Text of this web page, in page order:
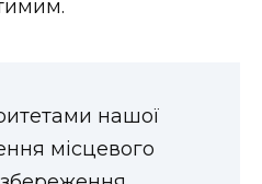
нашої
місцевого